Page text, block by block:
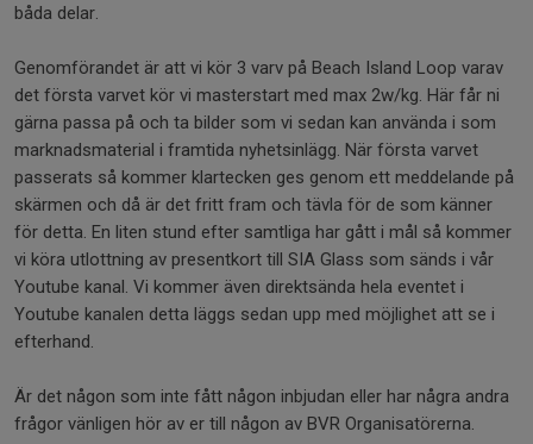
båda delar.
Genomförandet är att vi kör 3 varv på Beach Island Loop varav
det första varvet kör vi masterstart med max 2w/kg. Här får ni
gärna passa på och ta bilder som vi sedan kan använda i som
marknadsmaterial i framtida nyhetsinlägg. När första varvet
passerats så kommer klartecken ges genom ett meddelande på
skärmen och då är det fritt fram och tävla för de som känner
för detta. En liten stund efter samtliga har gått i mål så kommer
vi köra utlottning av presentkort till SIA Glass som sänds i vår
Youtube kanal. Vi kommer även direktsända hela eventet i
Youtube kanalen detta läggs sedan upp med möjlighet att se i
efterhand.
Är det någon som inte fått någon inbjudan eller har några andra
frågor vänligen hör av er till någon av BVR Organisatörerna.